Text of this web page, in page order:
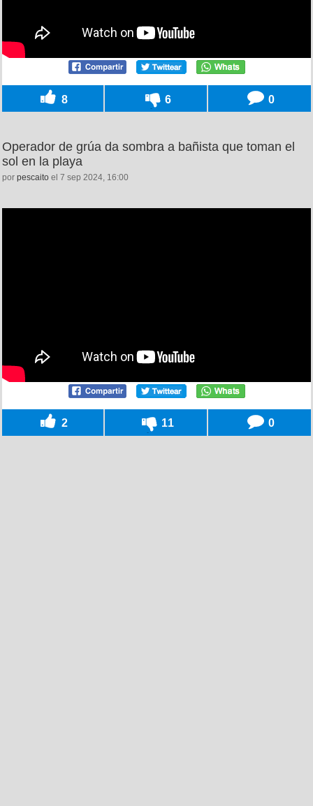
8 6 0
Operador de grúa da sombra a bañista que toman el
sol en la playa
por pescaito el 7 sep 2024, 16:00
2 11 0